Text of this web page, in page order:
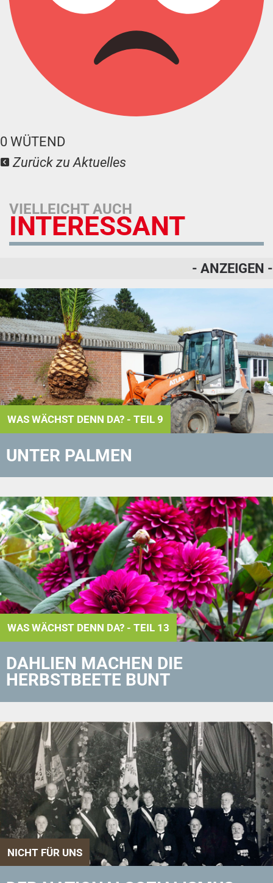
0 WÜTEND
Zurück zu Aktuelles
VIELLEICHT AUCH
INTERESSANT
- ANZEIGEN -
WAS WÄCHST DENN DA? - TEIL 9
UNTER PALMEN
WAS WÄCHST DENN DA? - TEIL 13
DAHLIEN MACHEN DIE
HERBSTBEETE BUNT
NICHT FÜR UNS